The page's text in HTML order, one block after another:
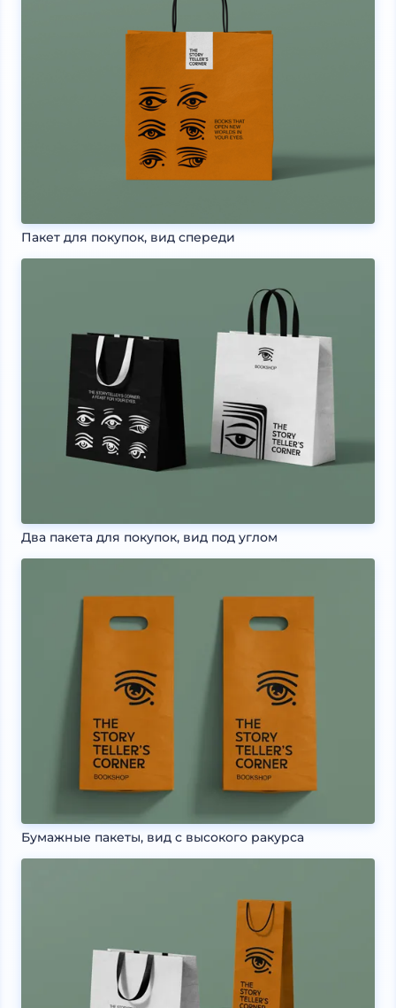
Пакет для покупок, вид спереди
Два пакета для покупок, вид под углом
Бумажные пакеты, вид с высокого ракурса